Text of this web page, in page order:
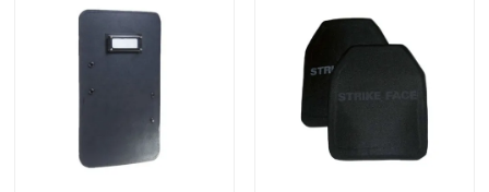
Militair tactisch kogelvrij vest
Tactische Ballistische Helm